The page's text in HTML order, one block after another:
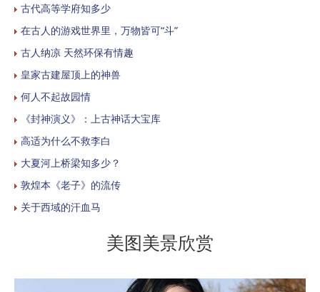
古代高等学府知多少
在古人的游戏世界里，万物皆可“斗”
古人纳凉 天然环保有情趣
皇家古建屋顶上的神兽
何人不起故园情
《封神演义》：上古神话大宝库
高适为什么不救李白
大夏河上桥梁知多少？
敦煌本《老子》的流传
关于西域的汗血马
美图美景欣赏